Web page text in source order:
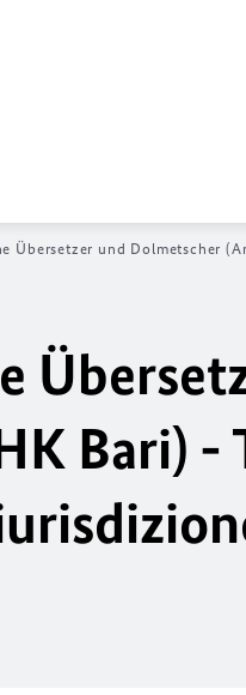
Übersetzer und Dolmetscher
Bari)